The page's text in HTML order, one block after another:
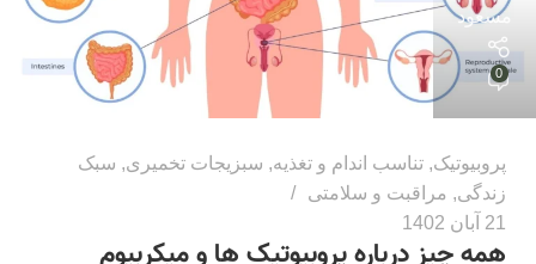
مسعود
0
پروبیوتیک, تناسب اندام و تغذیه, سبزیجات تخمیری, سبک
زندگی, مراقبت و سلامتی
21 آبان 1402
همه چیز درباره پروبیوتیک ها و میکربیوم